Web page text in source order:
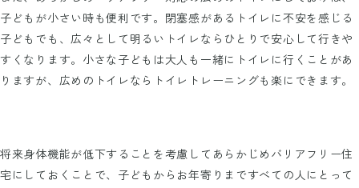
子どもが小さい時も便利です。閉塞感があるトイレに不安を感じる
子どもでも、広々として明るいトイレならひとりで安心して行きや
すくなります。小さな子どもは大人も一緒にトイレに行くことがあ
りますが、広めのトイレならトイレトレーニングも楽にできます。
将来身体機能が低下することを考慮してあらかじめバリアフリー住
宅にしておくことで、子どもからお年寄りまですべての人にとって